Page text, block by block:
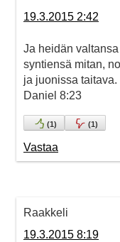
19.3.2015 2:42
Ja heidän
syntiensä mitan,
ja juonissa taitava.
Daniel 8:23
(1) (1)
Vastaa
Raakkeli
19.3.2015 8:19